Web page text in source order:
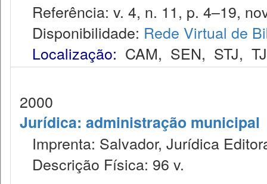
Referência: v. 4, n. 11, p. 4–19,
Disponibilidade: Rede Virtual de
Localização: CAM, SEN, STJ,
2000
Jurídica: administração municipal
Imprenta: Salvador, Jurídica
Descrição Física: 96 v.